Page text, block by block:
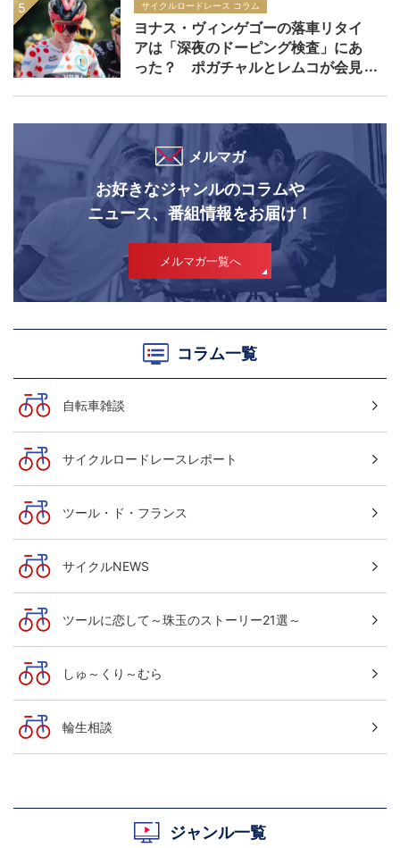
サイクルロードレース コラム
ヨナス・ヴィンゲゴーの落車リタイ
アは「深夜のドーピング検査」にあ
った？ ポガチャルとレムコが会見
メルマガ
お好きなジャンルのコラムや
ニュース、番組情報をお届け！
メルマガ一覧へ
コラム一覧
自転車雑談
サイクルロードレースレポート
ツール・ド・フランス
サイクルNEWS
ツールに恋して～珠玉のストーリー21選～
しゅ～くり～むら
輪生相談
ジャンル一覧